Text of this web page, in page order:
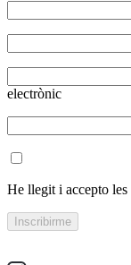
electrònic
He llegit i accepto les